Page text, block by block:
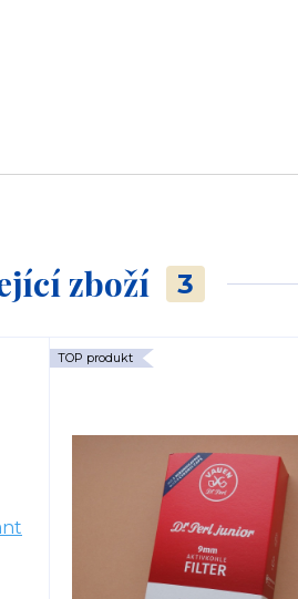
zboží 3
TOP produkt